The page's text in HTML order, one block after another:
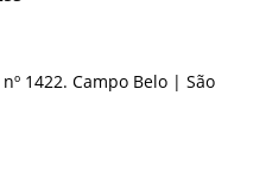
1422. Campo Belo | São